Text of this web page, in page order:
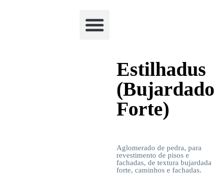
Estilhadus
(Bujardado
Forte)
Aglomerado de pedra, para
revestimento de pisos e
fachadas, de textura bujardada
forte, caminhos e fachadas.